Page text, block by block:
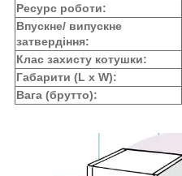
Ресурс роботи:
Впускне/ випускне
затвердіння:
Клас захисту котушки:
Габарити (L x W):
Вага (брутто):